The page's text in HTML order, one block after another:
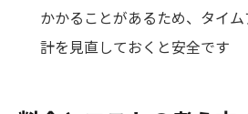
かかることがあるため、タイ
計を見直しておくと安全です